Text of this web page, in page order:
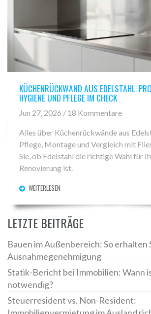
KÜCHENRÜCKWAND AUS EDELSTAHL:
HYGIENE UND PFLEGE IM CHECK
Jun 27, 2026 / 18 Kommentare
Alles über Küchenrückwände aus
Pflege, Montage und Vergleich mit
Sie, ob Edelstahl die richtige Wahl für
Renovierung ist.
WEITERLESEN
LETZTE BEITRÄGE
Bauen im Außenbereich: So erhalten
Ausnahmegenehmigung
Statik-Bericht bei Immobilien: Wann
notwendig?
Steuerresident vs. Non-Resident: